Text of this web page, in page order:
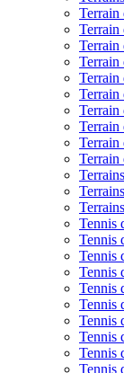
Terrain
Terrain
Terrain
Terrain
Terrain
Terrain
Terrain
Terrain
Terrain
Terrain
Tennis
Tennis
Tennis
Tennis
Tennis
Tennis
Tennis
Tennis
Tennis
Tennis